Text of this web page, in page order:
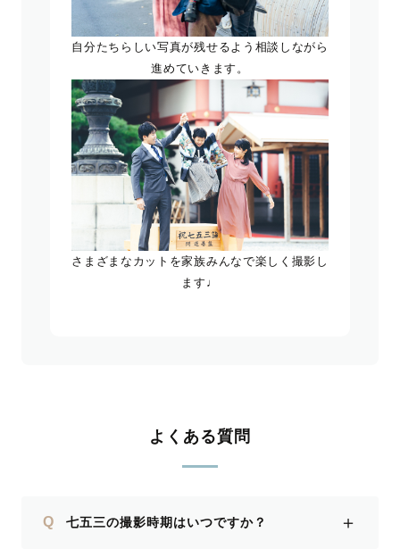
自分たちらしい写真が残せるよう相談しながら
進めていきます。
さまざまなカットを家族みんなで楽しく撮影し
ます♩
よくある質問
Q 七五三の撮影時期はいつですか？ ＋